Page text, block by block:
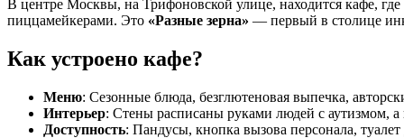
В центре Москвы, на Трифоновской улице, находится кафе, где
пиццамейкерами. Это «Разные зерна» — первый в столице
Как устроено кафе?
Меню: Сезонные блюда, безглютеновая выпечка,
Интерьер: Стены расписаны руками людей с аутизмом,
Доступность: Пандусы, кнопка вызова персонала,